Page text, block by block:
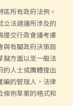
所有政府法例。
立法建議所涉及的
提交行政會議考慮
與有關政府決策局
擬方面以至一般法
的人士或團體提出
編的管理人，法律
條例草案的格式和